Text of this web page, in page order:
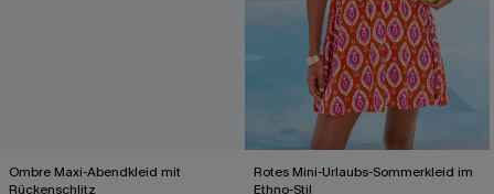
Ombre Maxi-Abendkleid mit
Rückenschlitz
Rotes Mini-Urlaubs-Sommerkleid im
Ethno-Stil